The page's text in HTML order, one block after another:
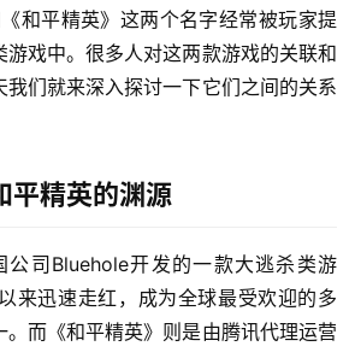
和平精英》这两个名字经常被玩家提
游戏中。很多人对这两款游戏的关联和
我们就来深入探讨一下它们之间的关系
平精英的渊源
公司Bluehole开发的一款大逃杀类游
来迅速走红，成为全球最受欢迎的多
。而《和平精英》则是由腾讯代理运营